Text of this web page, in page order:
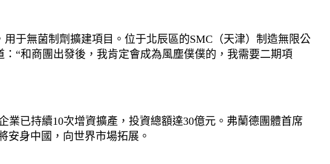
于無菌制劑擴建項目。位于北辰區的SMC（天津）制造無限公
：“和商團出發後，我肯定會成為風塵僕僕的，我需要二期項
業已持續10次增資擴產，投資總額達30億元。弗蘭德團體首席
安身中國，向世界市場拓展。